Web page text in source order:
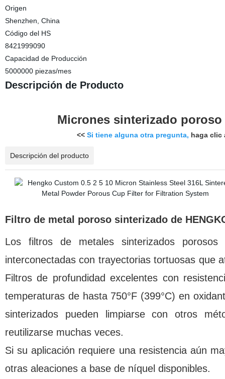
Origen
Shenzhen, China
Código del HS
8421999090
Capacidad de Producción
5000000 piezas/mes
Descripción de Producto
Micrones sinterizado poroso
<<Si tiene alguna otra pregunta, haga clic
Descripción del producto
Filtro de metal poroso sinterizado de
Los filtros de metales sinterizados
interconectadas con trayectorias tortuosas que
Filtros de profundidad excelentes con
temperaturas de hasta 750°F (399°C) en
sinterizados pueden limpiarse con otros
reutilizarse muchas veces.
Si su aplicación requiere una resistencia aún
otras aleaciones a base de níquel disponibles.